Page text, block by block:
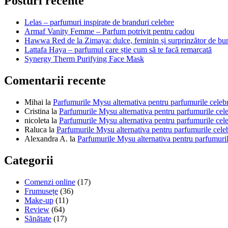
Lelas – parfumuri inspirate de branduri celebre
Armaf Vanity Femme – Parfum potrivit pentru cadou
Hawwa Red de la Zimaya: dulce, feminin și surprinzător de
Lattafa Haya – parfumul care știe cum să te facă remarcată
Synergy Therm Purifying Face Mask
Comentarii recente
Mihai la Parfumurile Mysu alternativa pentru parfumurile
Cristina la Parfumurile Mysu alternativa pentru parfumurile
nicoleta la Parfumurile Mysu alternativa pentru parfumurile
Raluca la Parfumurile Mysu alternativa pentru parfumurile
Alexandra A. la Parfumurile Mysu alternativa pentru
Categorii
Comenzi online (17)
Frumusețe (36)
Make-up (11)
Review (64)
Sănătate (17)